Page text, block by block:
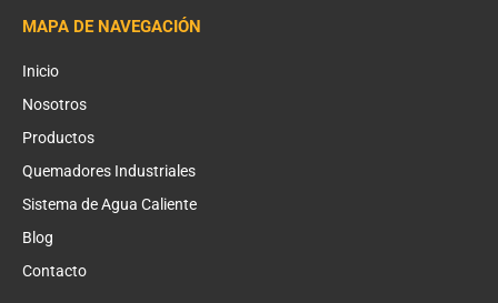
MAPA DE NAVEGACIÓN
Inicio
Nosotros
Productos
Quemadores Industriales
Sistema de Agua Caliente
Blog
Contacto